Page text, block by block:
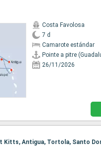
Costa Favolosa
7 d
Camarote estándar
26/11/2026